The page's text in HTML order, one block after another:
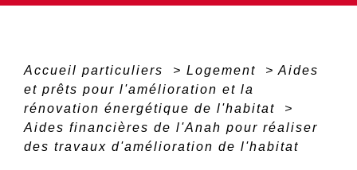
Accueil particuliers > Logement > Aides
et prêts pour l'amélioration et la
rénovation énergétique de l'habitat
>
Aides financières de l'Anah pour réaliser
des travaux d'amélioration de l'habitat